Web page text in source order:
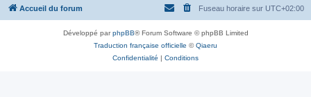
Accueil du forum Fuseau horaire sur UTC+02:00
Développé parphpBB® Forum Software © phpBB Limited
Traduction française officielle ©Qiaeru
Confidentialité | Conditions